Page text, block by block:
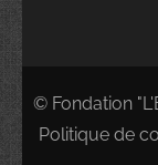
© Fondation
Politique de